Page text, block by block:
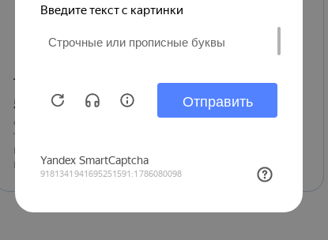
1-комн. из 4 этаж
5 980 000₽
от
Тип
Квартира
№